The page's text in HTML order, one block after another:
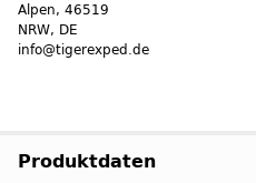
Alpen, 46519
NRW, DE
info@tigerexped.de
Produktdaten